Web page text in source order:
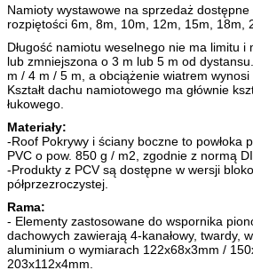
Namioty wystawowe na sprzedaż
rozpiętości 6m, 8m, 10m, 12m, 15m, 18m,
Długość namiotu weselnego nie ma limitu i
lub zmniejszona o 3 m lub 5 m od dystansu.
m / 4 m / 5 m, a obciążenie wiatrem wynosi
Kształt dachu namiotowego ma głównie
łukowego.
Materiały:
-Roof Pokrywy i ściany boczne to powłoka
PVC o pow. 850 g / m2, zgodnie z normą
-Produkty z PCV są dostępne w wersji
półprzezroczystej.
Rama:
- Elementy zastosowane do wspornika
dachowych zawierają 4-kanałowy, twardy,
aluminium o wymiarach 122x68x3mm /
203x112x4mm.